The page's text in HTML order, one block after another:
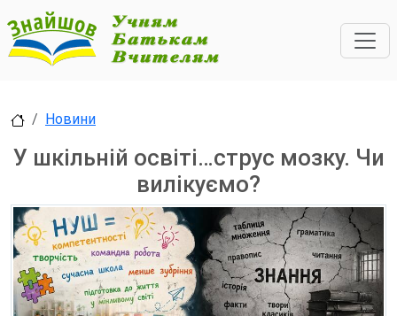
Новини
У шкільній освіті…струс мозку. Чи
вилікуємо?